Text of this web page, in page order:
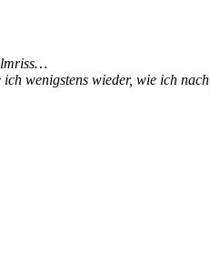
wenigstens wieder, wie ich nach